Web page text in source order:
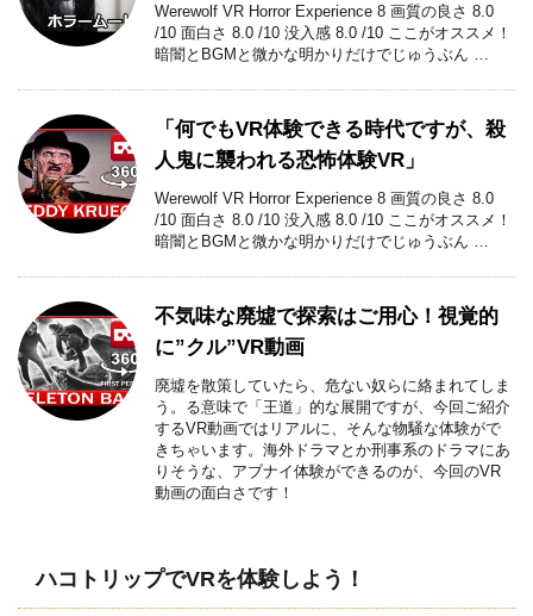
Werewolf VR Horror Experience 8 画質の良さ 8.0
/10 面白さ 8.0 /10 没入感 8.0 /10 ここがオススメ！
暗闇とBGMと微かな明かりだけでじゅうぶん …
「何でもVR体験できる時代ですが、殺
人鬼に襲われる恐怖体験VR」
Werewolf VR Horror Experience 8 画質の良さ 8.0
/10 面白さ 8.0 /10 没入感 8.0 /10 ここがオススメ！
暗闇とBGMと微かな明かりだけでじゅうぶん …
不気味な廃墟で探索はご用心！視覚的
に”クル”VR動画
廃墟を散策していたら、危ない奴らに絡まれてしま
う。る意味で「王道」的な展開ですが、今回ご紹介
するVR動画ではリアルに、そんな物騒な体験がで
きちゃいます。海外ドラマとか刑事系のドラマにあ
りそうな、アブナイ体験ができるのが、今回のVR
動画の面白さです！
ハコトリップでVRを体験しよう！